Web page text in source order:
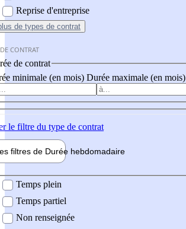
Reprise d'entreprise
de types de contrat
CONTRAT
de contrat
minimale (en mois) Durée maximale (en mois)
le filtre du type de contrat
filtres de Durée hebdomadaire
Temps plein
Temps partiel
Non renseignée